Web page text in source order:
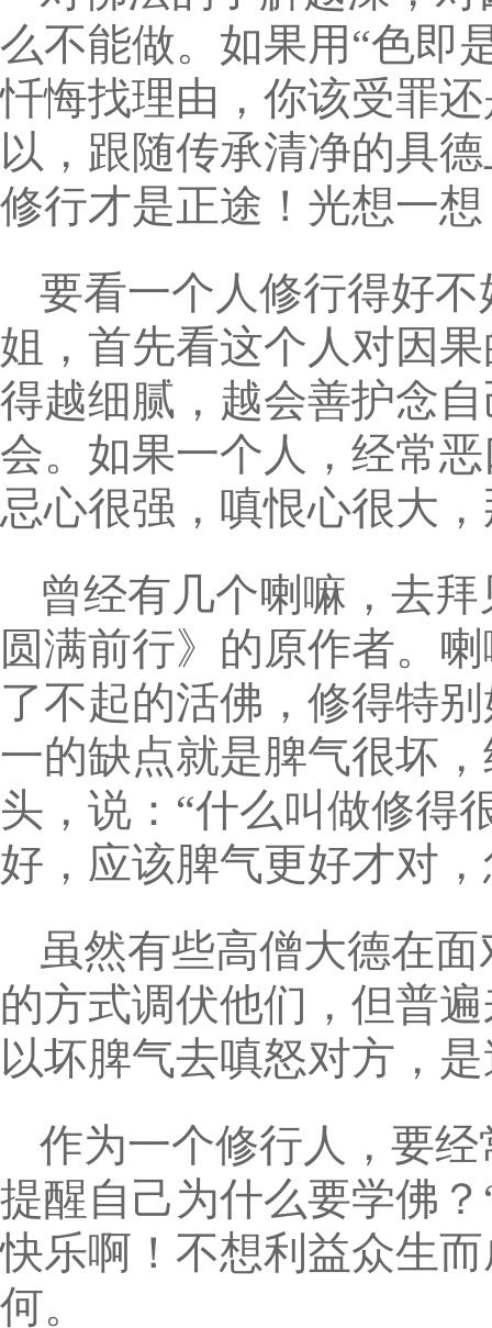
么不能做。如果用“色即
忏悔找理由，你该受罪
以，跟随传承清净的具
修行才是正途！光想一
要看一个人修行得好
姐，首先看这个人对因
得越细腻，越会善护念
会。如果一个人，经常
忌心很强，嗔恨心很大
曾经有几个喇嘛，去
圆满前行》的原作者。
了不起的活佛，修得特
一的缺点就是脾气很坏
头，说：“什么叫做修得
好，应该脾气更好才对
虽然有些高僧大德在
的方式调伏他们，但普
以坏脾气去嗔怒对方，
作为一个修行人，要
提醒自己为什么要学佛
快乐啊！不想利益众生
何。